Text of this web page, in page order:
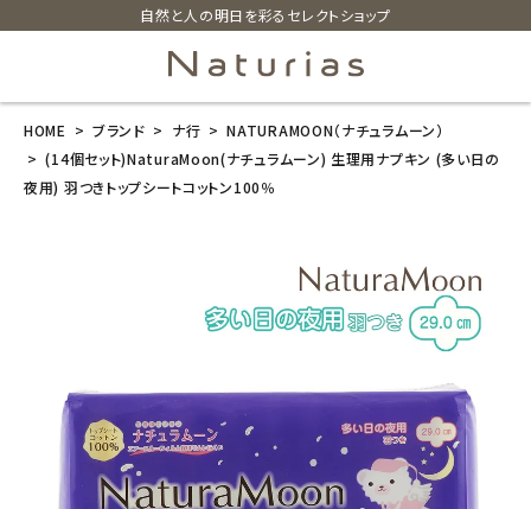
自然と人の明日を彩るセレクトショップ
search
aturaMoon
(ナチュラムー
ン) 生理用ナプ
キン (多い日の
HOME ブランド ナ行
NATURAMOON（ナチュラムーン）
(14個セット)NaturaMoon(ナチュラムーン) 生理用ナプキン (多い日の
夜用) 羽つきトップシートコットン100％